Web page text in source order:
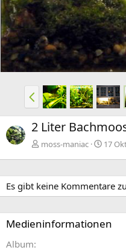
g
e
V
o
r
h
e
g
e
2 Liter
moss-maniac 17
Es gibt keine Kommentare
Medieninformationen
Album